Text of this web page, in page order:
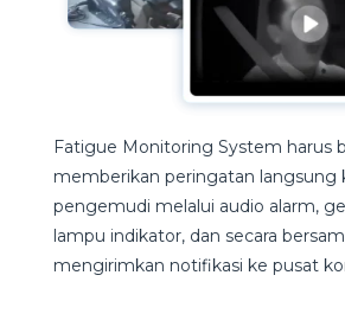
Fatigue Monitoring System harus
memberikan peringatan langsung
pengemudi melalui audio alarm,
lampu indikator, dan secara
mengirimkan notifikasi ke pusat